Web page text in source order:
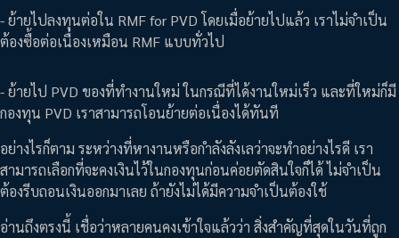
- ย้ายไปลงทุนต่อใน RMF for PVD โดยเมื่อย้ายไปแล้ว เราไม่จำเป็น
ต้องซื้อต่อเนื่องเหมือน RMF แบบทั่วไป
- ย้ายไป PVD ของที่ทำงานใหม่ ในกรณีที่ได้งานใหม่เร็ว และที่ใหม่ก็มี
กองทุน PVD เราสามารถโอนย้ายต่อเนื่องได้ทันที
อย่างไรก็ตาม ระหว่างที่หางานหรือกำลังลังเลว่าจะทำอย่างไรดี เรา
สามารถเลือกที่จะคงเงินไว้ในกองทุนก่อนค่อยตัดสินใจก็ได้ ไม่จำเป็น
ต้องรีบถอนเงินออกมาเลย ถ้ายังไม่ได้มีความจำเป็นต้องใช้
อ่านถึงตรงนี้ เชื่อว่าหลายคนคงเข้าใจแล้วว่า สิ่งสำคัญที่สุดในวันที่ถูก